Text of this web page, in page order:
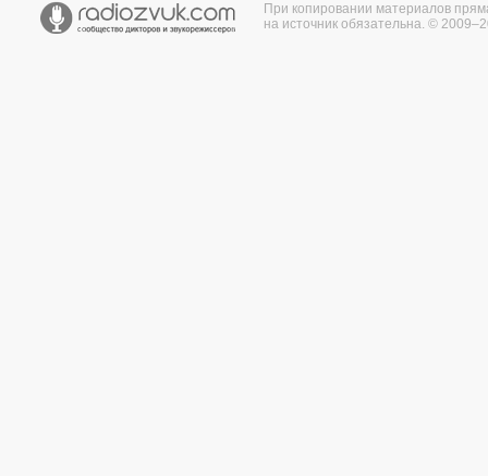
При копировании материалов
на источник обязательна. ©